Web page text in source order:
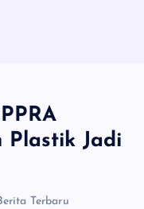
Plastik Jadi
Terbaru